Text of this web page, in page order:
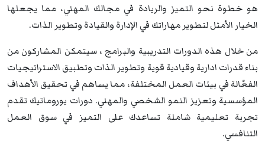
هو خطوة نحو التميز والريادة في مجالك المهني، مما يجعلها
الخيار الأمثل لتطوير مهاراتك في الإدارة والقيادة وتطوير الذات.
من خلال هذه الدورات التدريبية والبرامج ، سيتمكن المشاركون من
بناء قدرات ادارية وقيادية قوية وتطوير الذات وتطبيق الاستراتيجيات
الفعّالة في بيئات العمل المختلفة، مما يساهم في تحقيق الأهداف
المؤسسية وتعزيز النمو الشخصي والمهني. دورات يوروماتيك تقدم
تجربة تعليمية شاملة تساعدك على التميز في سوق العمل
التنافسي.